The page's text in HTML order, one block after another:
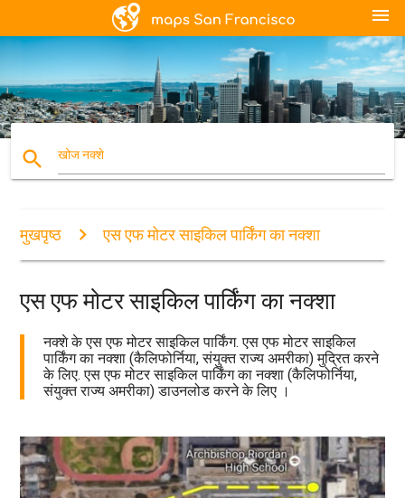
menu
search खोज नक्शे
मुखपृष्ठ एस एफ मोटर साइकिल पार्किंग का नक्शा
एस एफ मोटर साइकिल पार्किंग का नक्शा
नक्शे के एस एफ मोटर साइकिल पार्किंग. एस एफ मोटर साइकिल
पार्किंग का नक्शा (कैलिफोर्निया, संयुक्त राज्य अमरीका) मुद्रित करने
के लिए. एस एफ मोटर साइकिल पार्किंग का नक्शा (कैलिफोर्निया,
संयुक्त राज्य अमरीका) डाउनलोड करने के लिए ।